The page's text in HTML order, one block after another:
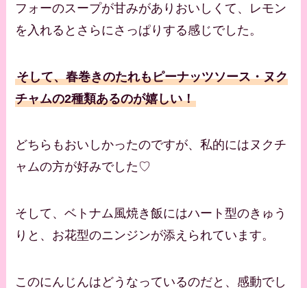
フォーのスープが甘みがありおいしくて、レモン
を入れるとさらにさっぱりする感じでした。
そして、春巻きのたれもピーナッツソース・ヌク
チャムの2種類あるのが嬉しい！
どちらもおいしかったのですが、私的にはヌクチ
ャムの方が好みでした♡
そして、ベトナム風焼き飯にはハート型のきゅう
りと、お花型のニンジンが添えられています。
このにんじんはどうなっているのだと、感動でし